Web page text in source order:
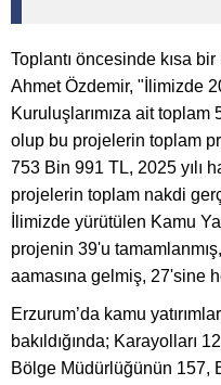
Toplantı öncesinde kısa
Ahmet Özdemir, "İlimizde
Kuruluşlarımıza ait toplam
olup bu projelerin toplam
753 Bin 991 TL, 2025 yılı
projelerin toplam nakdi
İlimizde yürütülen Kamu
projenin 39'u
aamasına gelmiş, 27'sine
Erzurum’da kamu
bakıldığında; Karayolları
Bölge Müdürlüğünün 157,